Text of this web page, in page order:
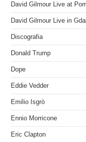
David Gilmour Live at
David Gilmour Live in
Discografia
Donald Trump
Dope
Eddie Vedder
Emilio Isgrò
Ennio Morricone
Eric Clapton